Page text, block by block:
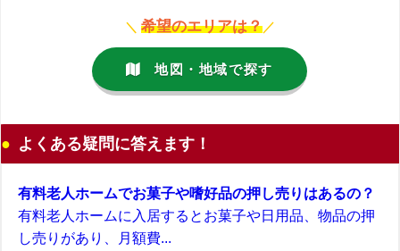
＼ 希望のエリアは？ ／
地図・地域で探す
よくある疑問に答えます！
有料老人ホームでお菓子や嗜好品の押し売りはあるの？
有料老人ホームに入居するとお菓子や日用品、物品の押
し売りがあり、月額費...